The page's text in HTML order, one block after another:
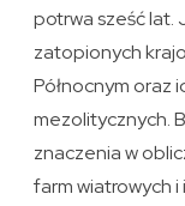
potrwa sześć lat.
zatopionych
Północnym oraz
mezolitycznych.
znaczenia w
farm wiatrowych